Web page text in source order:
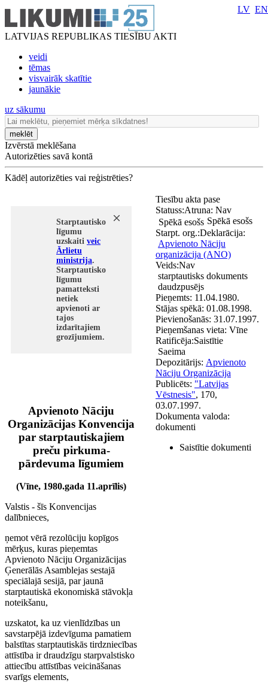
LATVIJAS REPUBLIKAS TIESĪBU AKTI
veidi
tēmas
visvairāk skatītie
jaunākie
LV EN
uz sākumu
meklēt
Izvērstā meklēšana
Autorizēties savā kontā
Kādēļ autorizēties vai reģistrēties?
Starptautisko
līgumu
uzskaiti veic
Ārlietu
ministrija.
Starptautisko
līgumu
pamatteksti
netiek
apvienoti ar
tajos
izdarītajiem
grozījumiem.
Apvienoto Nāciju
Organizācijas Konvencija
par starptautiskajiem
preču pirkuma-
pārdevuma līgumiem
(Vīne, 1980.gada 11.aprīlis)
Valstis - šīs Konvencijas
dalībnieces,
ņemot vērā rezolūciju kopīgos
mērķus, kuras pieņemtas
Apvienoto Nāciju Organizācijas
Ģenerālās Asamblejas sestajā
speciālajā sesijā, par jaunā
starptautiskā ekonomiskā stāvokļa
noteikšanu,
uzskatot, ka uz vienlīdzības un
savstarpējā izdevīguma pamatiem
balstītas starptautiskās tirdzniecības
attīstība ir draudzīgu starpvalstisko
attiecību attīstības veicināšanas
svarīgs elements,
Tiesību akta pase
Statuss:
Spēkā esošs Spēkā esošs
Starpt. org.:
Apvienoto Nāciju
organizācija (ANO)
Veids:
starptautisks dokuments
daudzpusējs
Pieņemts: 11.04.1980.
Stājas spēkā: 01.08.1998.
Pievienošanās: 31.07.1997.
Pieņemšanas vieta: Vīne
Ratificēja:
Saeima
Atruna: Nav
Deklarācija:
Nav
Depozitārijs: Apvienoto
Nāciju Organizācija
Publicēts: "Latvijas
Vēstnesis", 170,
03.07.1997.
Dokumenta valoda:
Saistītie
dokumenti
Saistītie dokumenti